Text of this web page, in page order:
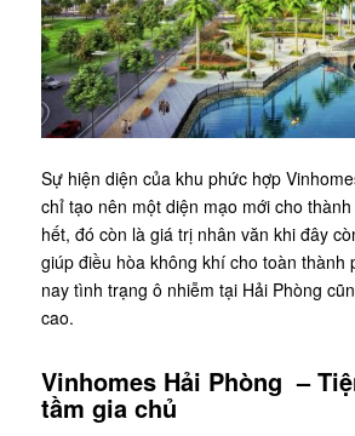
Sự hiện diện của khu phức hợp
chỉ tạo nên một diện mạo mới cho
hết, đó còn là giá trị nhân văn khi đây
giúp điều hòa không khí cho toàn thành
nay tình trạng ô nhiễm tại Hải Phòng
cao.
Vinhomes Hải Phòng –
tầm gia chủ